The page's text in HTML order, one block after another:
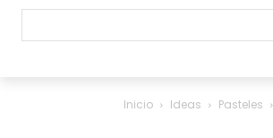
Inicio Ideas Pasteles